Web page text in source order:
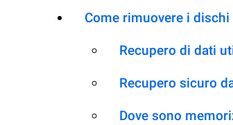
Come rimuovere i
Recupero di dati
Recupero sicuro
Dove sono